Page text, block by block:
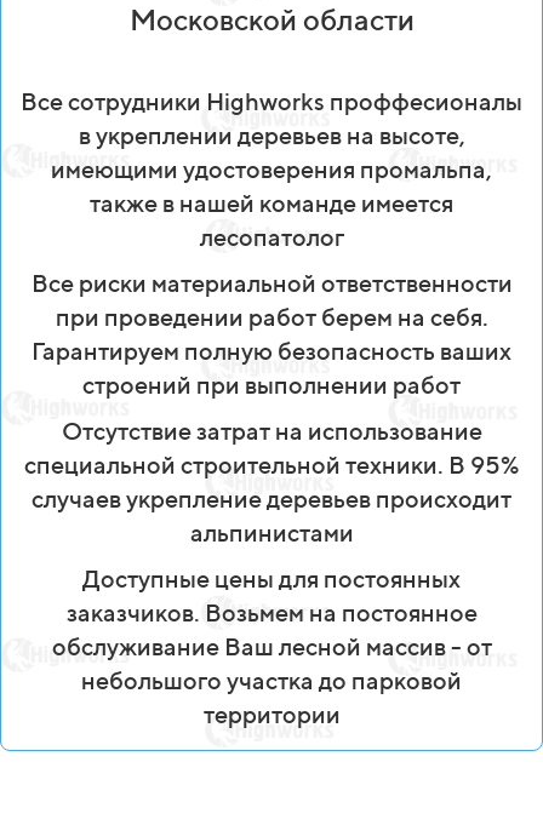
Московской области
Все сотрудники Highworks проффесионалы
в укреплении деревьев на высоте,
имеющими удостоверения промальпа,
также в нашей команде имеется
лесопатолог
Все риски материальной ответственности
при проведении работ берем на себя.
Гарантируем полную безопасность ваших
строений при выполнении работ
Отсутствие затрат на использование
специальной строительной техники. В 95%
случаев укрепление деревьев происходит
альпинистами
Доступные цены для постоянных
заказчиков. Возьмем на постоянное
обслуживание Ваш лесной массив - от
небольшого участка до парковой
территории